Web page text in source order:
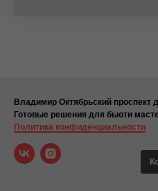
Владимир Октябрьский проспект
Готовые решения для бьюти
Политика конфиденциальности